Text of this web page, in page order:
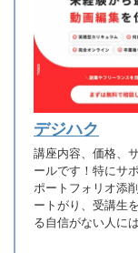
デジハク
講座内容、価格、
ールです！特にサ
ポートフォリオ添
ートがり、受講生
る自信がない人に